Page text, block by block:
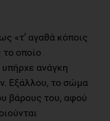
«τ’ αγαθά κόποις
οποίο
ανάγκη
Εξάλλου, το σώμα
βάρους του, αφού